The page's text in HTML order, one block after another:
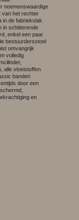
noemenswaardige
van het rechter
de fabriekslak.
in schitterende
enkel een paar
bestuurdersstoel
omvangrijk
volledig
alle vloeistoffen
banden
door een
en